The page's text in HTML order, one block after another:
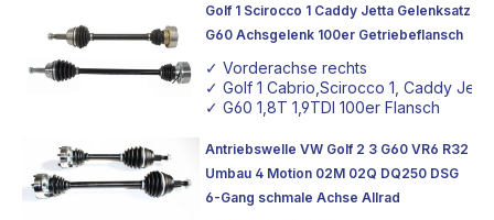
Golf 1 Scirocco 1 Caddy Jetta Gelenksatz
G60 Achsgelenk 100er Getriebeflansch
✓ Vorderachse rechts
✓ Golf 1 Cabrio,Scirocco 1, Caddy Jetta
✓ G60 1,8T 1,9TDI 100er Flansch
Antriebswelle VW Golf 2 3 G60 VR6 R32
Umbau 4 Motion 02M 02Q DQ250 DSG
6-Gang schmale Achse Allrad